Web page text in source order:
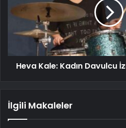
Heva Kale: Kadın Davulcu
İlgili Makaleler